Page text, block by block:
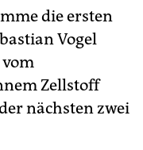
die ersten
Vogel
Zellstoff
nächsten zwei